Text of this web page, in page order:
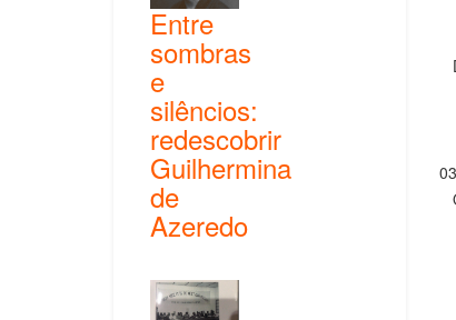
Entre
sombras
e
silêncios:
redescobrir
Guilhermina
de
Azeredo